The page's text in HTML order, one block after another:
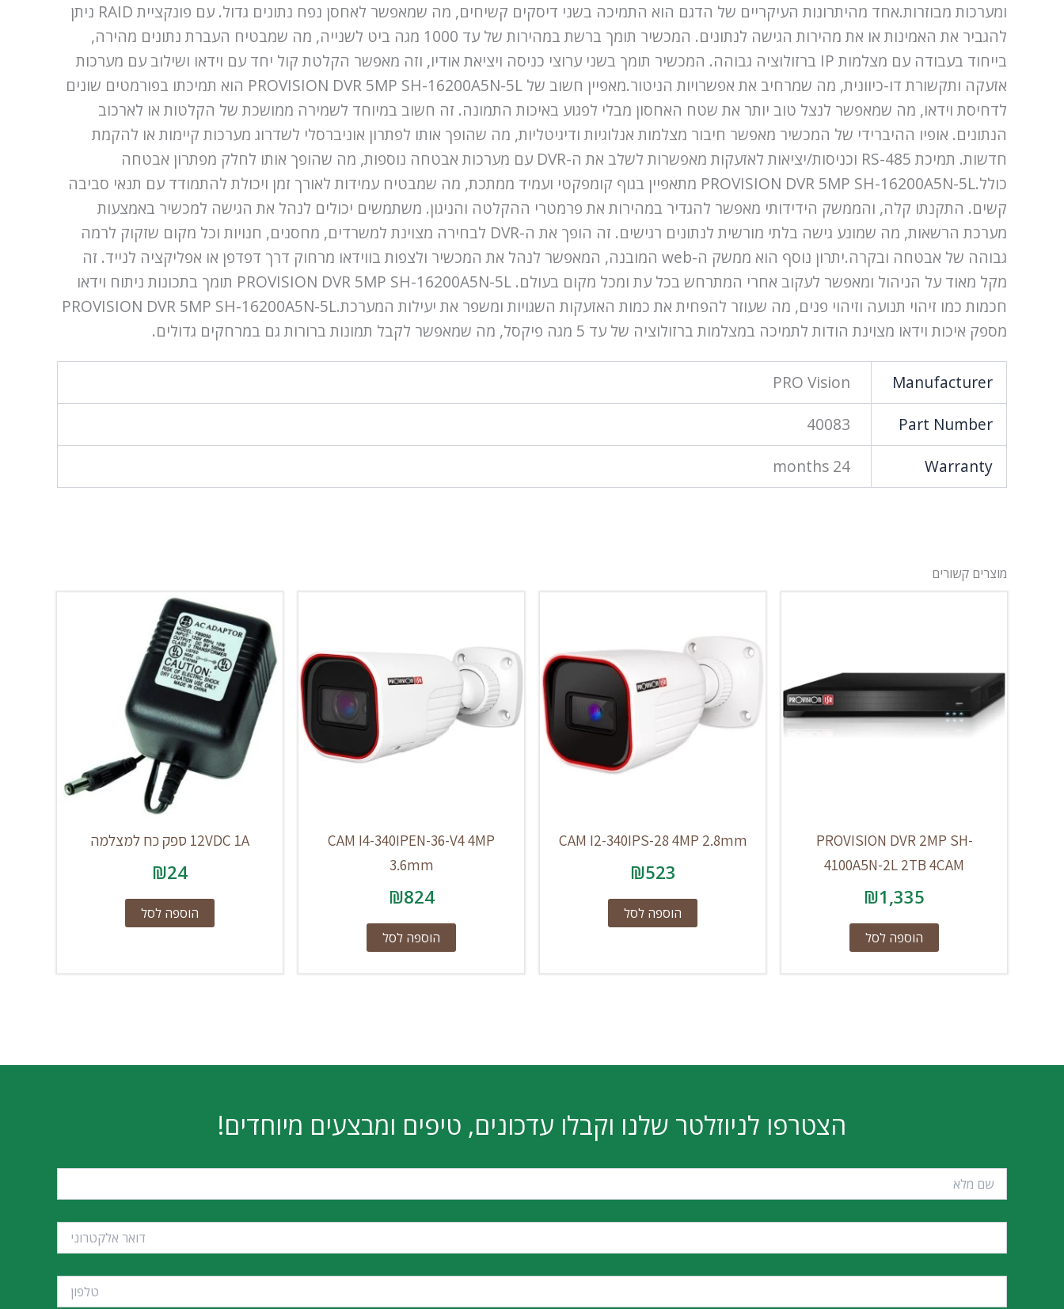
ומערכות מבוזרות.אחד מהיתרונות העיקריים של הדגם הוא התמיכה בשני דיסקים קשיחים, מה שמאפשר לאחסן נפח נתונים גדול. עם פונקציית RAID ניתן
להגביר את האמינות או את מהירות הגישה לנתונים. המכשיר תומך ברשת במהירות של עד 1000 מגה ביט לשנייה, מה שמבטיח העברת נתונים מהירה,
בייחוד בעבודה עם מצלמות IP ברזולוציה גבוהה. המכשיר תומך בשני ערוצי כניסה ויציאת אודיו, וזה מאפשר הקלטת קול יחד עם וידאו ושילוב עם מערכות
אזעקה ותקשורת דו-כיוונית, מה שמרחיב את אפשרויות הניטור.מאפיין חשוב של PROVISION DVR 5MP SH-16200A5N-5L הוא תמיכתו בפורמטים שונים
לדחיסת וידאו, מה שמאפשר לנצל טוב יותר את שטח האחסון מבלי לפגוע באיכות התמונה. זה חשוב במיוחד לשמירה ממושכת של הקלטות או לארכוב
הנתונים. אופיו ההיברידי של המכשיר מאפשר חיבור מצלמות אנלוגיות ודיגיטליות, מה שהופך אותו לפתרון אוניברסלי לשדרוג מערכות קיימות או להקמת
חדשות. תמיכת RS-485 וכניסות/יציאות לאזעקות מאפשרות לשלב את ה-DVR עם מערכות אבטחה נוספות, מה שהופך אותו לחלק מפתרון אבטחה
כולל.PROVISION DVR 5MP SH-16200A5N-5L מתאפיין בגוף קומפקטי ועמיד ממתכת, מה שמבטיח עמידות לאורך זמן ויכולת להתמודד עם תנאי סביבה
קשים. התקנתו קלה, והממשק הידידותי מאפשר להגדיר במהירות את פרמטרי ההקלטה והניגון. משתמשים יכולים לנהל את הגישה למכשיר באמצעות
מערכת הרשאות, מה שמונע גישה בלתי מורשית לנתונים רגישים. זה הופך את ה-DVR לבחירה מצוינת למשרדים, מחסנים, חנויות וכל מקום שזקוק לרמה
גבוהה של אבטחה ובקרה.יתרון נוסף הוא ממשק ה-web המובנה, המאפשר לנהל את המכשיר ולצפות בווידאו מרחוק דרך דפדפן או אפליקציה לנייד. זה
מקל מאוד על הניהול ומאפשר לעקוב אחרי המתרחש בכל עת ומכל מקום בעולם. PROVISION DVR 5MP SH-16200A5N-5L תומך בתכונות ניתוח וידאו
חכמות כמו זיהוי תנועה וזיהוי פנים, מה שעוזר להפחית את כמות האזעקות השגויות ומשפר את יעילות המערכת.PROVISION DVR 5MP SH-16200A5N-5L
מספק איכות וידאו מצוינת הודות לתמיכה במצלמות ברזולוציה של עד 5 מגה פיקסל, מה שמאפשר לקבל תמונות ברורות גם במרחקים גדולים.
Manufacturer
PRO Vision
Part Number
40083
Warranty
24 months
מוצרים קשורים
PROVISION DVR 2MP SH-
4100A5N-2L 2TB 4CAM
₪1,335
הוספה לסל
CAM I2-340IPS-28 4MP 2.8mm
₪523
הוספה לסל
CAM I4-340IPEN-36-V4 4MP
3.6mm
₪824
הוספה לסל
12VDC 1A ספק כח למצלמה
₪24
הוספה לסל
הצטרפו לניוזלטר שלנו וקבלו עדכונים, טיפים ומבצעים מיוחדים!